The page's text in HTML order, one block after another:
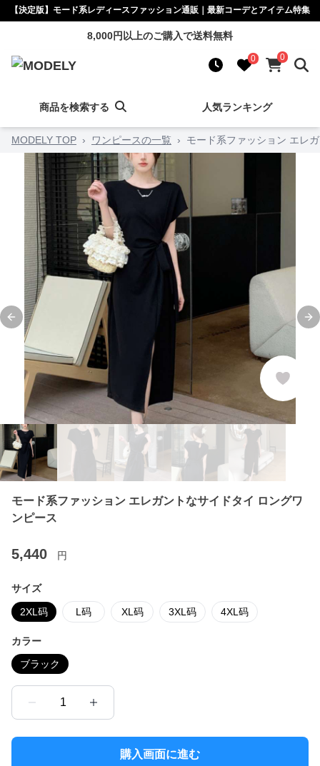
【決定版】モード系レディースファッション通販｜最新コーデとアイテム特集
8,000円以上のご購入で送料無料
0 0
商品を検索する 人気ランキング
MODELY TOP › ワンピースの一覧 › モード系ファッション エレ
Previous slide
モード系ファッション エレガントなサイドタイ ロングワ
ンピース
5,440 円
サイズ
2XL码 L码 XL码 3XL码 4XL码
カラー
ブラック
1
購入画面に進む